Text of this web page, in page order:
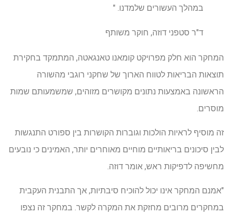
במהלך העשורים שלמדנו. "
ד"ר סטפני דוזה, חוקר משותף
המחקר הוא חלק מפרויקט קומאנו טאנגאטה, המתמקד בחקירת
תוצאות הבריאות לטווח הארוך של שחקני רוגבי מהשורה
הראשונה באמצעות נתונים מקושרים מזוהים, שמשמעותם שמות
מוסרים.
זה מוסיף לראיות הולכות וגוברות הקושרות בין ספורט התנגשות
לבין סיכונים בריאותיים מוחיים מאוחרים יותר, האמינים כי נובעים
מחשיפה לדפיקות ראש, אומר דוזה.
"אמנם המחקר אינו יכול להוכיח סיבתיות, אך התבנית העקבית
במחקרים מרובים מחזקת את המקרה לקשר. במחקר זה נצפו